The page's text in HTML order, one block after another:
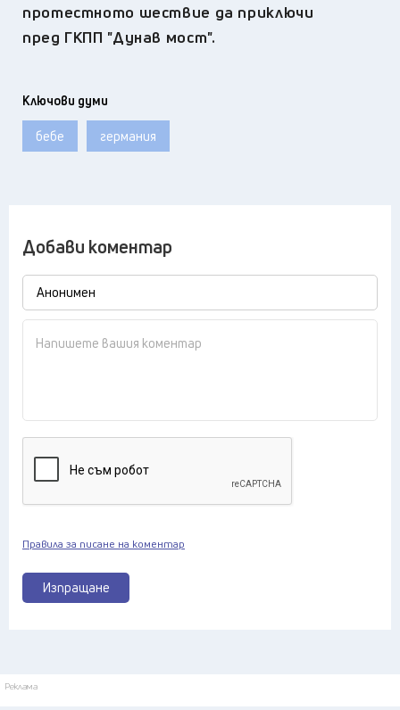
протестното шествие да приключи
пред ГКПП "Дунав мост".
Ключови думи
бебе германия
Добави коментар
Изпращане
Правила за писане на коментар
Реклама